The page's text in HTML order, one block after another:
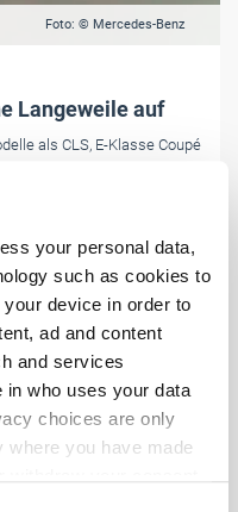
your personal data,
such as cookies to
device in order to
ad and content
and services
in who uses your data
choices are only
where you have made
Foto: © Mercedes-Benz
Langeweile auf
als CLS, E-Klasse Coupé